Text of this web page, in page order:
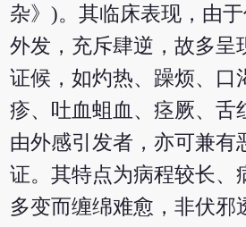
杂》)。其临床表现，由
外发，充斥肆逆，故多呈
证候，如灼热、躁烦、口
疹、吐血蛆血、痉厥、舌
由外感引发者，亦可兼有
证。其特点为病程较长、
多变而缠绵难愈，非伏邪